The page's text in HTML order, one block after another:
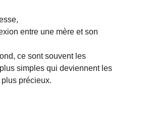
entre une mère et son
ce sont souvent les
simples qui deviennent les
précieux.